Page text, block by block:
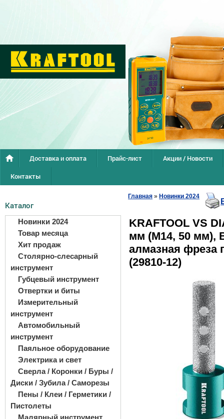
Доставка и оплата Прайс-лист
Акции / Новости
Контакты
Каталог
Новинки 2024
Товар месяца
Хит продаж
Столярно-слесарный
инструмент
Губцевый инструмент
Отвертки и биты
Измерительный
инструмент
Автомобильный
инструмент
Паяльное оборудование
Электрика и свет
Сверла / Коронки / Буры /
Диски / Зубила / Саморезы
Пены / Клеи / Герметики /
Пистолеты
Малярный инструмент
Главная » Новинки 2024
KRAFTOOL VS
мм (М14, 50 мм),
алмазная фреза
(29810-12)